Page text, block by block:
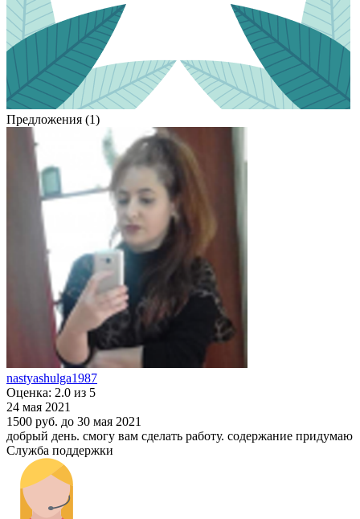
Предложения (1)
nastyashulga1987
Оценка: 2.0 из 5
24 мая 2021
1500 руб. до 30 мая 2021
добрый день. смогу вам сделать работу. содержание придумаю
Служба поддержки